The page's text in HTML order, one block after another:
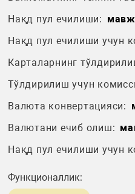
Нақд пул ечилиши:
Нақд пул ечилиши учун
Карталарнинг
Тўлдирилиш учун
Валюта конвертацияси:
Валютани ечиб олиш:
Нақд пул ечилиши учун
Функционаллик: